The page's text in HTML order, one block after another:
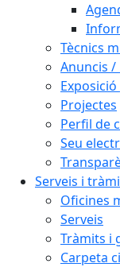
Tècnics
Anuncis /
Projectes
Perfil de
Seu
Serveis i
Oficines
Serveis
Tràmits i
Carpeta